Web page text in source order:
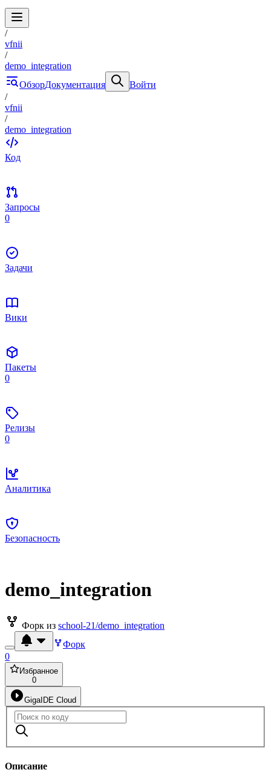
/
vfnii
/
demo_integration
ОбзорДокументация
Войти
/
vfnii
/
demo_integration
Код
Запросы
0
Задачи
Вики
Пакеты
0
Релизы
0
Аналитика
Безопасность
demo_integration
Форк из school-21/demo_integration
Форк
0
Избранное
0
GigaIDE Cloud
Описание